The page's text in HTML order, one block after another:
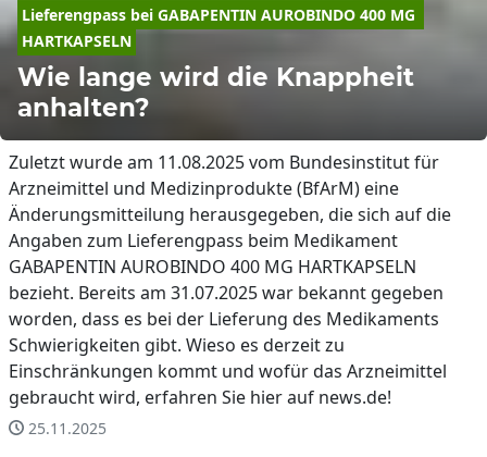
Lieferengpass bei GABAPENTIN AUROBINDO 400 MG
HARTKAPSELN
Wie lange wird die Knappheit
anhalten?
Zuletzt wurde am 11.08.2025 vom Bundesinstitut für
Arzneimittel und Medizinprodukte (BfArM) eine
Änderungsmitteilung herausgegeben, die sich auf die
Angaben zum Lieferengpass beim Medikament
GABAPENTIN AUROBINDO 400 MG HARTKAPSELN
bezieht. Bereits am 31.07.2025 war bekannt gegeben
worden, dass es bei der Lieferung des Medikaments
Schwierigkeiten gibt. Wieso es derzeit zu
Einschränkungen kommt und wofür das Arzneimittel
gebraucht wird, erfahren Sie hier auf news.de!
25.11.2025